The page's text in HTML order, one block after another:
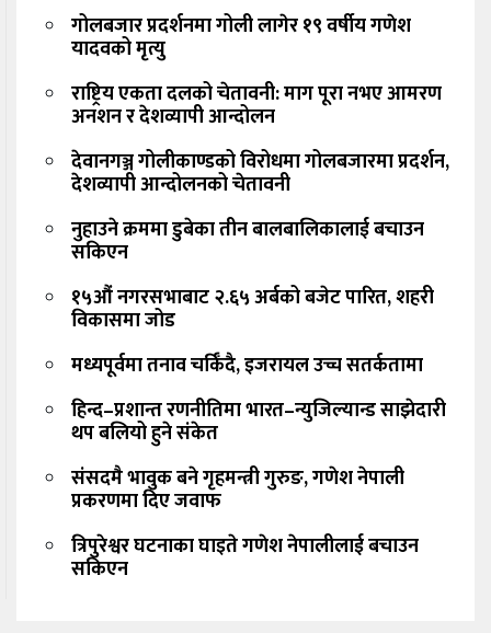
गोलबजार प्रदर्शनमा गोली लागेर १९ वर्षीय गणेश
यादवको मृत्यु
राष्ट्रिय एकता दलको चेतावनी: माग पूरा नभए आमरण
अनशन र देशव्यापी आन्दोलन
देवानगञ्ज गोलीकाण्डको विरोधमा गोलबजारमा प्रदर्शन,
देशव्यापी आन्दोलनको चेतावनी
नुहाउने क्रममा डुबेका तीन बालबालिकालाई बचाउन
सकिएन
१५औं नगरसभाबाट २.६५ अर्बको बजेट पारित, शहरी
विकासमा जोड
मध्यपूर्वमा तनाव चर्किँदै, इजरायल उच्च सतर्कतामा
हिन्द–प्रशान्त रणनीतिमा भारत–न्युजिल्यान्ड साझेदारी
थप बलियो हुने संकेत
संसदमै भावुक बने गृहमन्त्री गुरुङ, गणेश नेपाली
प्रकरणमा दिए जवाफ
त्रिपुरेश्वर घटनाका घाइते गणेश नेपालीलाई बचाउन
सकिएन